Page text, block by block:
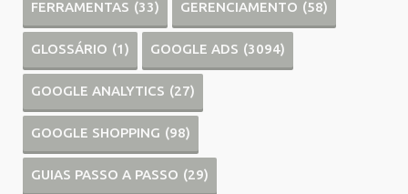
FERRAMENTAS (33) GERENCIAMENTO (58)
GLOSSÁRIO (1) GOOGLE ADS (3094)
GOOGLE ANALYTICS (27)
GOOGLE SHOPPING (98)
GUIAS PASSO A PASSO (29)